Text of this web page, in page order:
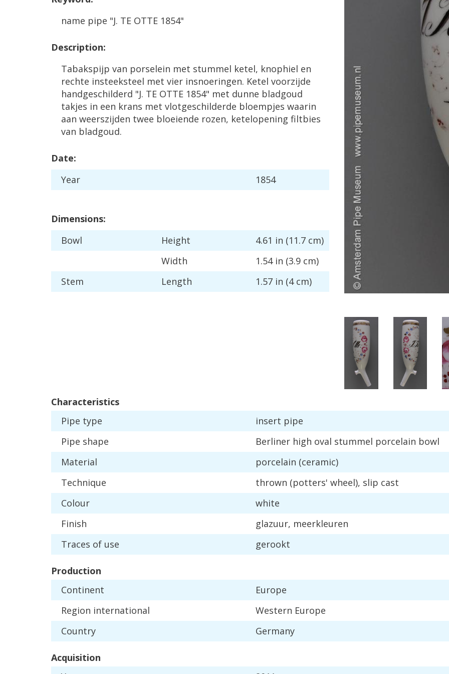
name pipe "J. TE OTTE 1854"
Description:
Tabakspijp van porselein met stummel ketel, knophiel en
rechte insteeksteel met vier insnoeringen. Ketel voorzijde
handgeschilderd "J. TE OTTE 1854" met dunne bladgoud
takjes in een krans met vlotgeschilderde bloempjes waarin
aan weerszijden twee bloeiende rozen, ketelopening filtbies
van bladgoud.
Date:
Year
1854
Dimensions:
Bowl
Height 4.61 in (11.7 cm)
Width
1.54 in (3.9 cm)
Stem
Length 1.57 in (4 cm)
Characteristics
Pipe type insert pipe
Pipe shape Berliner high oval stummel porcelain bowl
Material
porcelain (ceramic)
Technique
thrown (potters' wheel), slip cast
Colour
white
Finish
glazuur, meerkleuren
Traces of use gerookt
Production
Continent
Europe
Region international Western Europe
Country
Germany
Acquisition